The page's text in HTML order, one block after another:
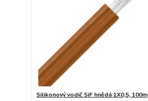
Silikonový vodič SiF hnědá 1X0,5, 100m